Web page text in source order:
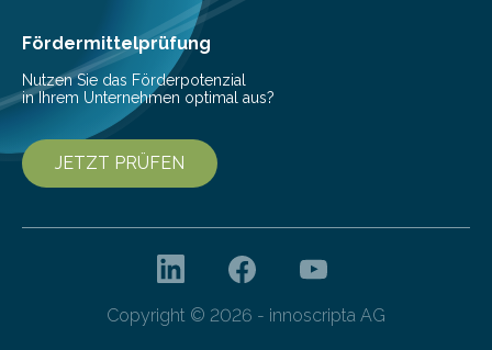
Fördermittelprüfung
Nutzen Sie das Förderpotenzial
in Ihrem Unternehmen optimal aus?
JETZT PRÜFEN
Copyright © 2026 - innoscripta AG